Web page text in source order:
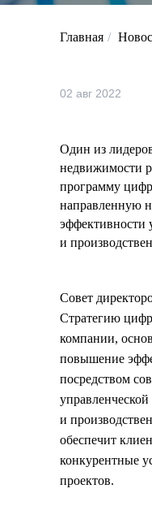
Главная /
02 авг 2022
Один из
недвижимости
программу
направленную
эффективности
и
Совет
Стратегию
компании,
повышение
посредством
и
обеспечит
конкурентные
проектов.